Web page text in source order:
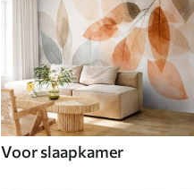
Voor slaapkamer